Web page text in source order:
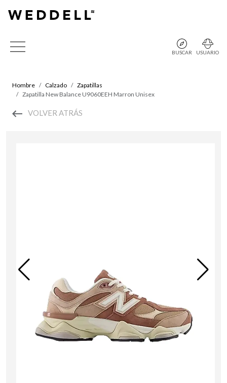
BUSCAR USUARIO
Hombre Calzado
Zapatillas
Zapatilla New Balance U9060EEH Marron Unisex
VOLVER ATRÁS